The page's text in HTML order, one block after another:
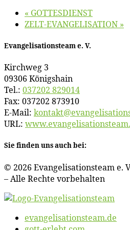
« GOTTESDIENST
ZELT-EVANGELISATION »
Evan­ge­li­sa­ti­ons­team e. V.
Kirch­weg 3
09306 Königshain
Tel.: 037202 829014
Fax: 037202 873910
E‑Mail:
URL:
Sie fin­den uns auch bei:
© 2026 Evan­ge­li­sa­ti­ons­team e.
– Al­le Rech­te vorbehalten
evangelisationsteam.de